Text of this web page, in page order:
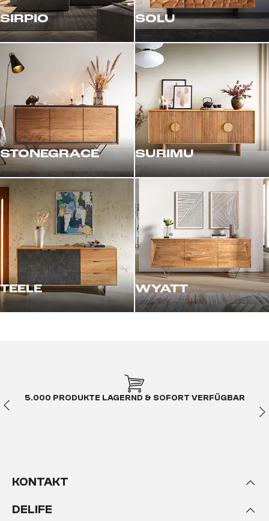
SIRPIO SOLU
STONEGRACE SURIMU
TEELE WYATT
5.000 PRODUKTE LAGERND & SOFORT VERFÜGBAR
KONTAKT
DELIFE